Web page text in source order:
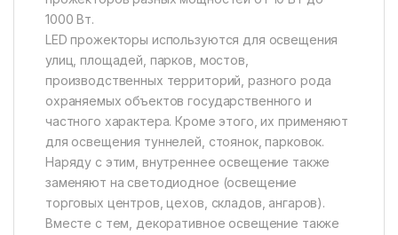
1000 Вт.
LED прожекторы используются для освещения
улиц, площадей, парков, мостов,
производственных территорий, разного рода
охраняемых объектов государственного и
частного характера. Кроме этого, их применяют
для освещения туннелей, стоянок, парковок.
Наряду с этим, внутреннее освещение также
заменяют на светодиодное (освещение
торговых центров, цехов, складов, ангаров).
Вместе с тем, декоративное освещение также